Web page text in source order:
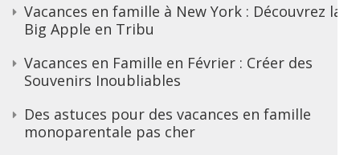
Vacances en famille à New York : Découvrez la
Big Apple en Tribu
Vacances en Famille en Février : Créer des
Souvenirs Inoubliables
Des astuces pour des vacances en famille
monoparentale pas cher